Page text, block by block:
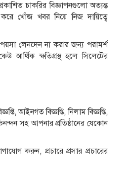
চাকরির বিজ্ঞাপনগুলাে অত্যন্ত
খোঁজ খবর নিয়ে নিজ দায়িত্বে
লেনদেন না করার জন্য পরামর্শ
আর্থিক ক্ষতিগ্রস্থ হলে সিলেটের
আইনগত বিজ্ঞপ্তি, নিলাম বিজ্ঞপ্তি,
সহ আপনার প্রতিষ্ঠানের যেকোন
করুন, প্রচারে প্রসার প্রচারের